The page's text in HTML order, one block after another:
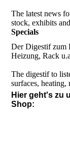
The latest news
stock, exhibits
Specials
Der Digestif zum
Heizung, Rack
The digestif to
surfaces, heating,
Hier geht's zu
Shop: